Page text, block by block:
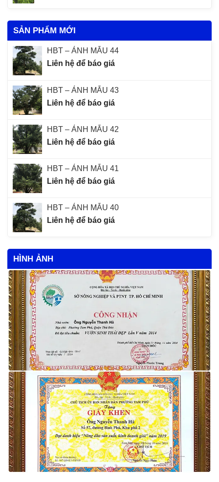
SẢN PHẨM MỚI
HBT – ẢNH MẪU 44
Liên hệ để báo giá
HBT – ẢNH MẪU 43
Liên hệ để báo giá
HBT – ẢNH MẪU 42
Liên hệ để báo giá
HBT – ẢNH MẪU 41
Liên hệ để báo giá
HBT – ẢNH MẪU 40
Liên hệ để báo giá
HÌNH ẢNH